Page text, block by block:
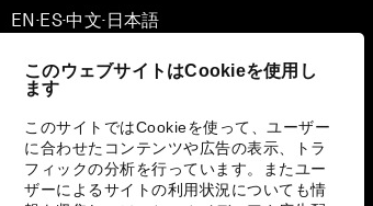
このウェブサイトはCookieを使用し
ます
このサイトではCookieを使って、ユーザー
に合わせたコンテンツや広告の表示、トラ
フィックの分析を行っています。またユー
ザーによるサイトの利用状況についても情
EN ▪ ES▪中文▪ 日本語